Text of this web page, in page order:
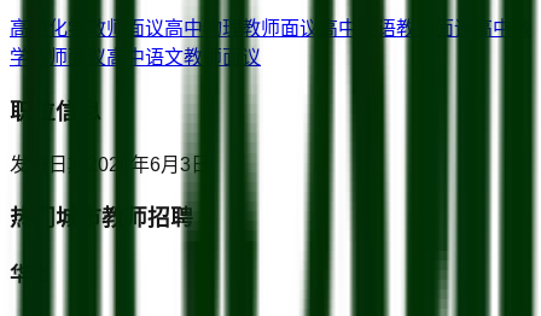
高中化学教师 面议高中物理教师面议 高中英语教师 面议
高中数
学教师 面议高中语文教师面议
职位信息
发布日期 2026年6月3日
热门城市教师招聘
华北